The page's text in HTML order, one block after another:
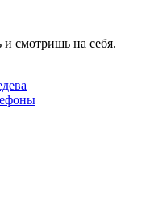
и смотришь на себя.